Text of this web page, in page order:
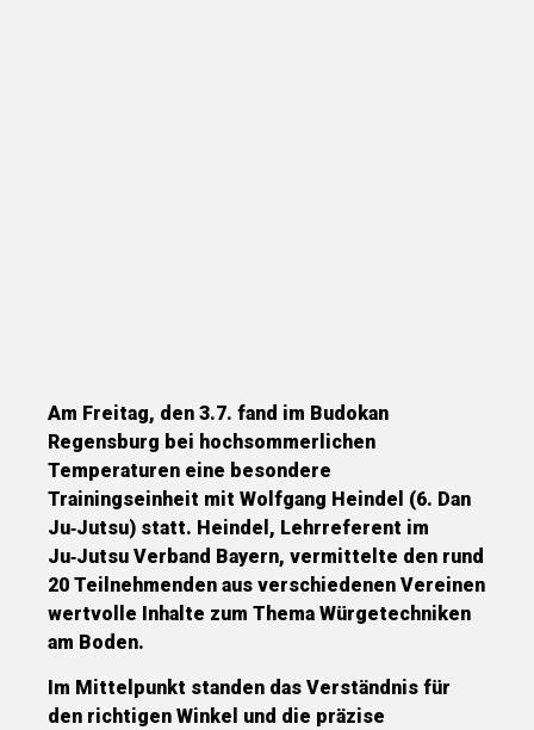
Am Freitag, den 3.7. fand im Budokan
Regensburg bei hochsommerlichen
Temperaturen eine besondere
Trainingseinheit mit Wolfgang Heindel (6. Dan
Ju‑Jutsu) statt. Heindel, Lehrreferent im
Ju‑Jutsu Verband Bayern, vermittelte den rund
20 Teilnehmenden aus verschiedenen Vereinen
wertvolle Inhalte zum Thema Würgetechniken
am Boden.
Im Mittelpunkt standen das Verständnis für
den richtigen Winkel und die präzise